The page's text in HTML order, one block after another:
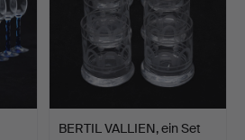
BERTIL VALLIEN, ein Set